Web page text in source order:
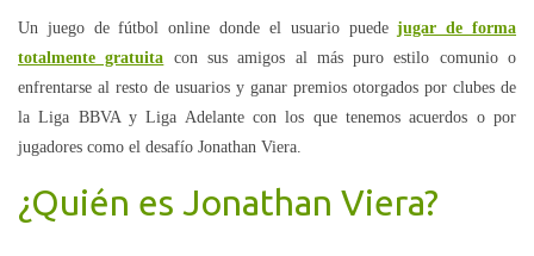
Un juego de fútbol online donde el usuario puedejugar de forma
totalmente gratuita con sus amigos al más puro estilo comunio o
enfrentarse al resto de usuarios y ganar premios otorgados por clubes de
la Liga BBVA y Liga Adelante con los que tenemos acuerdos o por
jugadores como el desafío Jonathan Viera.
¿Quién es Jonathan Viera?